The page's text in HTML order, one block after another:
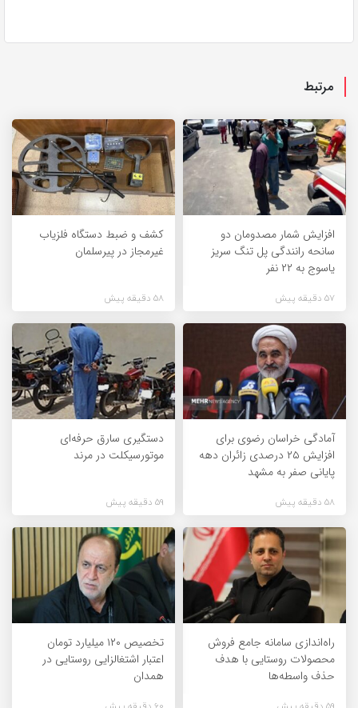
مرتبط
افزایش شمار مصدومان دو
سانحه رانندگی پل تنگ سریز
یاسوج به ۲۲ نفر
57 دقیقه پیش
کشف و ضبط دستگاه فلزیاب
غیرمجاز در پیرسلمان
58 دقیقه پیش
آمادگی خراسان رضوی برای
افزایش ۲۵ درصدی زائران دهه
پایانی صفر به مشهد
58 دقیقه پیش
دستگیری سارق حرفه‌ای
موتورسیکلت در مرند
59 دقیقه پیش
راه‌اندازی سامانه جامع فروش
محصولات روستایی با هدف
حذف واسطه‌ها
تخصیص ۱۲۰ میلیارد تومان
اعتبار اشتغالزایی روستایی در
همدان